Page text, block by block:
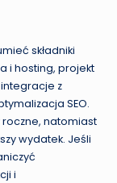
składniki
i hosting, projekt
z
SEO.
roczne, natomiast
wydatek. Jeśli
i